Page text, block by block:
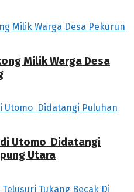
Milik Warga Desa
Utomo Didatangi
Utara